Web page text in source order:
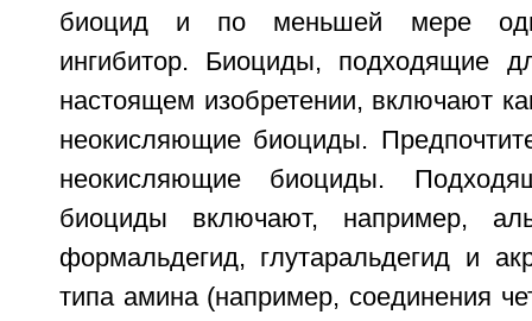
биоцид и по меньшей мере
ингибитор. Биоциды, подходящие
настоящем изобретении, включают
неокисляющие биоциды.
неокисляющие биоциды.
биоциды включают, например,
формальдегид, глутаральдегид и
типа амина (например, соединения